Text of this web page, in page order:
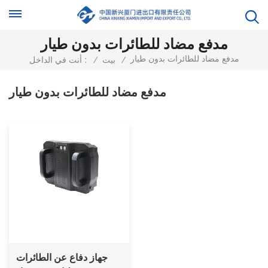
مدفع مضاد للطائرات بدون طيار
أنت في الداخل : / بيت / مدفع مضاد للطائرات بدون طيار
مدفع مضاد للطائرات بدون طيار
جهاز دفاع عن الطائرات